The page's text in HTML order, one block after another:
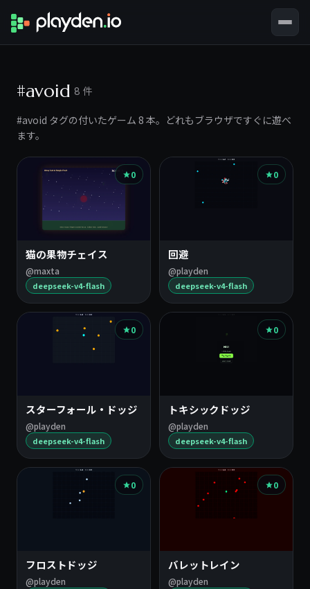
#avoid 8 件
#avoid タグの付いたゲーム 8 本。どれもブラウザですぐに遊べ
ます。
0
猫の果物チェイス
@maxta
deepseek-v4-flash
0
回避
@playden
deepseek-v4-flash
0
スターフォール・ドッジ
@playden
deepseek-v4-flash
0
トキシックドッジ
@playden
deepseek-v4-flash
0
フロストドッジ
@playden
0
バレットレイン
@playden